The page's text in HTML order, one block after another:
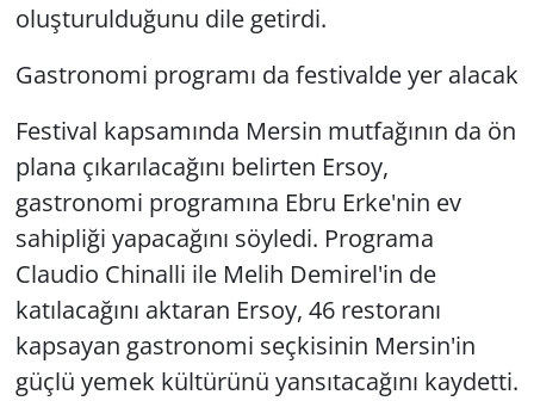
oluşturulduğunu dile getirdi.
Gastronomi programı da festivalde yer alacak
Festival kapsamında Mersin mutfağının da ön
plana çıkarılacağını belirten Ersoy,
gastronomi programına Ebru Erke'nin ev
sahipliği yapacağını söyledi. Programa
Claudio Chinalli ile Melih Demirel'in de
katılacağını aktaran Ersoy, 46 restoranı
kapsayan gastronomi seçkisinin Mersin'in
güçlü yemek kültürünü yansıtacağını kaydetti.